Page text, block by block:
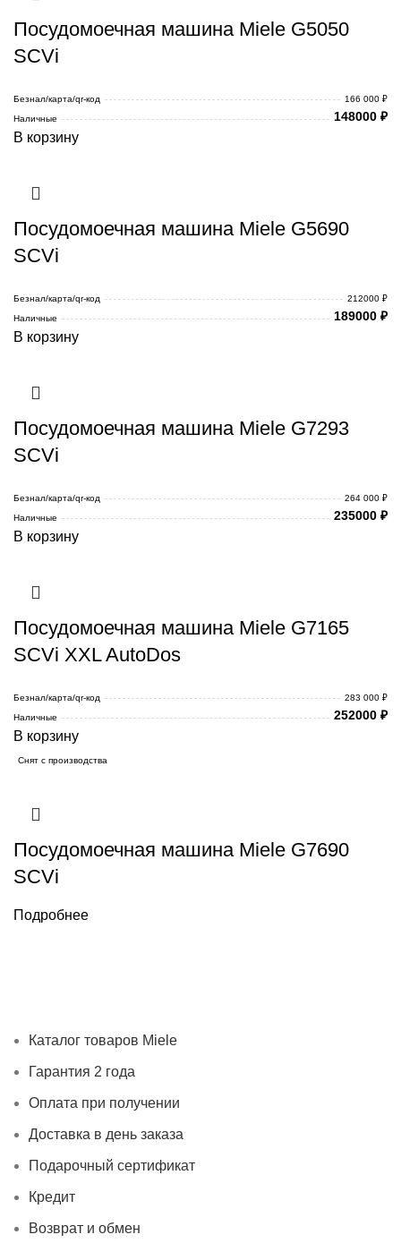
Посудомоечная машина Miele G5050
SCVi
Безнал/карта/qr-код
166 000 ₽
Наличные
148000 ₽
В корзину
Посудомоечная машина Miele G5690
SCVi
Безнал/карта/qr-код
212000 ₽
Наличные
189000 ₽
В корзину
Посудомоечная машина Miele G7293
SCVi
Безнал/карта/qr-код
264 000 ₽
Наличные
235000 ₽
В корзину
Посудомоечная машина Miele G7165
SCVi XXL AutoDos
Безнал/карта/qr-код
283 000 ₽
Наличные
252000 ₽
В корзину
Снят с производства
Посудомоечная машина Miele G7690
SCVi
Подробнее
Каталог товаров Miele
Гарантия 2 года
Оплата при получении
Доставка в день заказа
Подарочный сертификат
Кредит
Возврат и обмен